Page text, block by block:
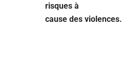
risques à
cause des violences.